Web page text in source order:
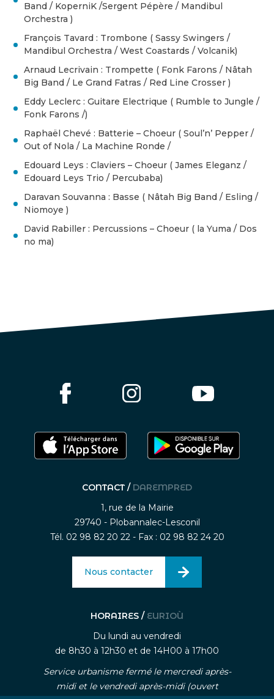
Band / KoperniK /Sergent Pépère / Mandibul
Orchestra )
François Tavard : Trombone ( Sassy Swingers /
Mandibul Orchestra / West Coastards / Volcanik)
Arnaud Lecrivain : Trompette ( Fonk Farons / Nâtah
Big Band / Le Grand Fatras / Red Line Crosser )
Eddy Leclerc : Guitare Electrique ( Rumble to Jungle /
Fonk Farons /)
Raphaël Chevé : Batterie – Choeur ( Soul’n’ Pepper /
Out of Nola / La Machine Ronde /
Edouard Leys : Claviers – Choeur ( James Eleganz /
Edouard Leys Trio / Percubaba)
Daravan Souvanna : Basse ( Nâtah Big Band / Esling /
Niomoye )
David Rabiller : Percussions – Choeur ( la Yuma / Dos
no ma)
CONTACT / DAREMPRED
1, rue de la Mairie
29740 - Plobannalec-Lesconil
Tél. 02 98 82 20 22 - Fax : 02 98 82 24 20
Nous contacter
HORAIRES / EURIOÙ
Du lundi au vendredi
de 8h30 à 12h30 et de 14H00 à 17h00
Service urbanisme fermé le mercredi après-
midi et le vendredi après-midi (ouvert